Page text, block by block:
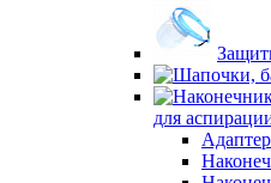
для